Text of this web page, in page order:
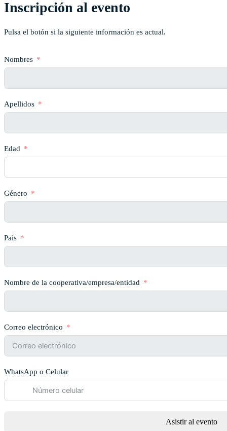
Inscripción al evento
Pulsa el botón si la siguiente información es actual.
Nombres
Apellidos
Edad
Género
País
Nombre de la cooperativa/empresa/entidad
Correo electrónico
WhatsApp o Celular
Asistir al evento